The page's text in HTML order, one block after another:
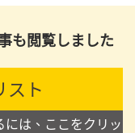
も閲覧しました
スト
は、ここをクリッ